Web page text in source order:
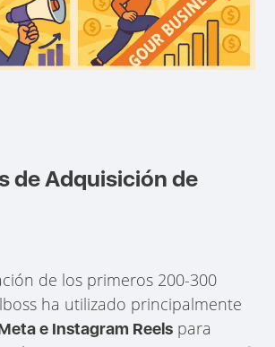
de Adquisición de
de los primeros 200-300
ha utilizado principalmente
e Instagram Reels para